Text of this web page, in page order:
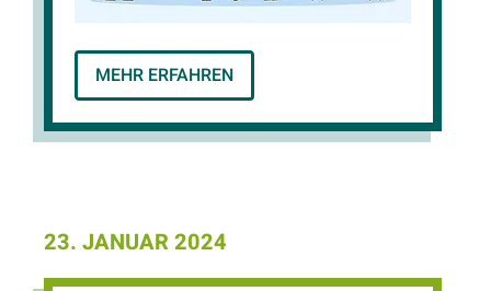
MEHR ERFAHREN
23. JANUAR 2024